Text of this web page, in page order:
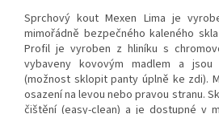
Sprchový kout Mexen Lima je
mimořádně bezpečného kaleného
Profil je vyroben z hliníku s
vybaveny kovovým madlem a
(možnost sklopit panty úplně ke zdi).
osazení na levou nebo pravou stranu.
čištění (easy-clean) a je dostupné v